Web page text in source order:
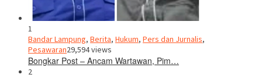
1
Bandar Lampung, Berita, Hukum, Pers dan Jurnalis,
Pesawaran29,594 views
Bongkar Post – Ancam Wartawan, Pim…
2